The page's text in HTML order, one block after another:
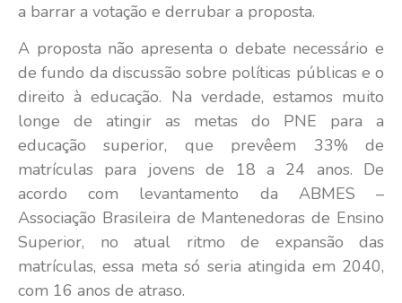
a barrar a votação e derrubar a proposta.
A proposta não apresenta o debate necessário e
de fundo da discussão sobre políticas públicas e o
direito à educação. Na verdade, estamos muito
longe de atingir as metas do PNE para a
educação superior, que prevêem 33% de
matrículas para jovens de 18 a 24 anos. De
acordo com levantamento da ABMES –
Associação Brasileira de Mantenedoras de Ensino
Superior, no atual ritmo de expansão das
matrículas, essa meta só seria atingida em 2040,
com 16 anos de atraso.